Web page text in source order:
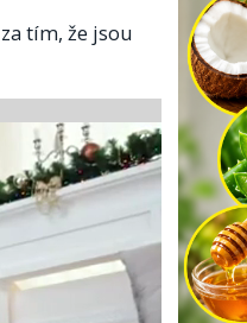
tím, že jsou